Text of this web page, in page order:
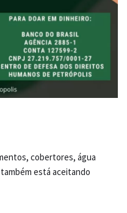
cobertores, água
está aceitando